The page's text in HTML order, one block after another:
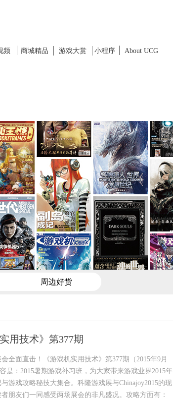
商城精品 游戏大赏
频 小程序 About UCG
用技术》第377期
全面直击！《游戏机实用技术》第377期（2015年9月
是：2015暑期游戏补习班，为大家带来游戏业界2015年
游戏攻略秘技大集合。科隆游戏展与Chinajoy2015的现
朋友们一同感受两场展会的非凡盛况。攻略方面有：
周边好货